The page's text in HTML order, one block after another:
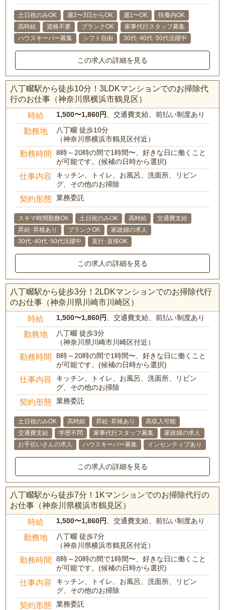
土日祝のみOK 週2〜3日からOK 週1〜OK
扶養内OK
高時給
資格不要 ブランクOK
家事代行スタッフ募集
ハウスキーパー募集
シフト自由 30代･40代･50代活躍中
この求人の詳細を見る
八丁畷駅から徒歩10分！3LDKマンションでのお掃除代
行のお仕事（神奈川県横浜市鶴見区）
時給 1,500〜1,860円 、交通費支給、前払い制度あり
勤務地
八丁畷 徒歩10分
（神奈川県横浜市鶴見区付近）
勤務時間
8時～20時の間で1時間〜、好きな日に働くこと
が可能です。(候補の日時から選択)
仕事内容
キッチン、トイレ、お風呂、洗面所、リビン
グ、その他のお掃除
契約形態 業務委託
スキマ時間勤務OK 土日祝のみOK 高時給
交通費支給
昇給･昇格あり
ブランクOK
家政婦の求人
30代･40代･50代活躍中
直行･直帰OK
この求人の詳細を見る
八丁畷駅から徒歩3分！2LDKマンションでのお掃除代行
のお仕事（神奈川県川崎市川崎区）
時給 1,500〜1,860円 、交通費支給、前払い制度あり
勤務地
八丁畷 徒歩3分
（神奈川県川崎市川崎区付近）
勤務時間
8時～20時の間で1時間〜、好きな日に働くこと
が可能です。(候補の日時から選択)
仕事内容
キッチン、トイレ、お風呂、洗面所、リビン
グ、その他のお掃除
契約形態 業務委託
土日祝のみOK 高時給 昇給･昇格あり
高収入可能
交通費支給
学歴不問 家事代行スタッフ募集
家政婦の求人
お手伝いさんの求人
ハウスキーパー募集 インセンティブあり
この求人の詳細を見る
八丁畷駅から徒歩7分！1Kマンションでのお掃除代行の
お仕事（神奈川県横浜市鶴見区）
時給 1,500〜1,860円 、交通費支給、前払い制度あり
勤務地
八丁畷 徒歩7分
（神奈川県横浜市鶴見区付近）
勤務時間
8時～20時の間で1時間〜、好きな日に働くこと
が可能です。(候補の日時から選択)
仕事内容
キッチン、トイレ、お風呂、洗面所、リビン
グ、その他のお掃除
契約形態 業務委託